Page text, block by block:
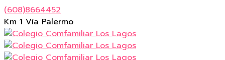
(608)8664452
Km 1 Vía Palermo